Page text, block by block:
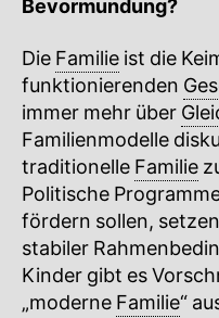
Bevormundung?
Die Familie ist die
funktionierenden
immer mehr über
Familienmodelle
traditionelle Familie
Politische
fördern sollen,
stabiler
Kinder gibt es
„moderne Familie“